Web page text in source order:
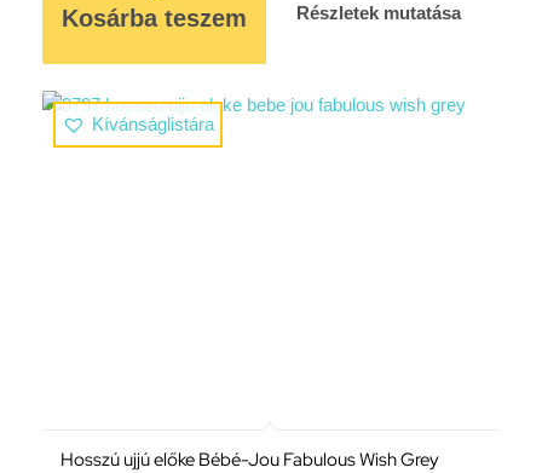
Kosárba teszem Részletek mutatása
Kívánságlistára
Hosszú ujjú előke Bébé-Jou Fabulous Wish Grey